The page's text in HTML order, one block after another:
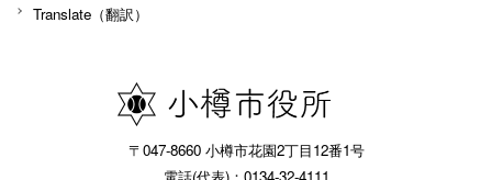
Translate（翻訳）
〒047-8660 小樽市花園2丁目12番1号